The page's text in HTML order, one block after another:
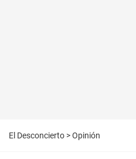
El Desconcierto >Opinión